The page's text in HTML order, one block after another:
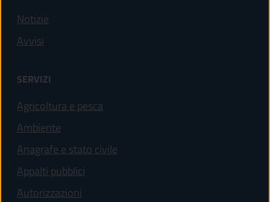
Notizie
Avvisi
SERVIZI
Agricoltura e pesca
Ambiente
Anagrafe e stato civile
Appalti pubblici
Autorizzazioni